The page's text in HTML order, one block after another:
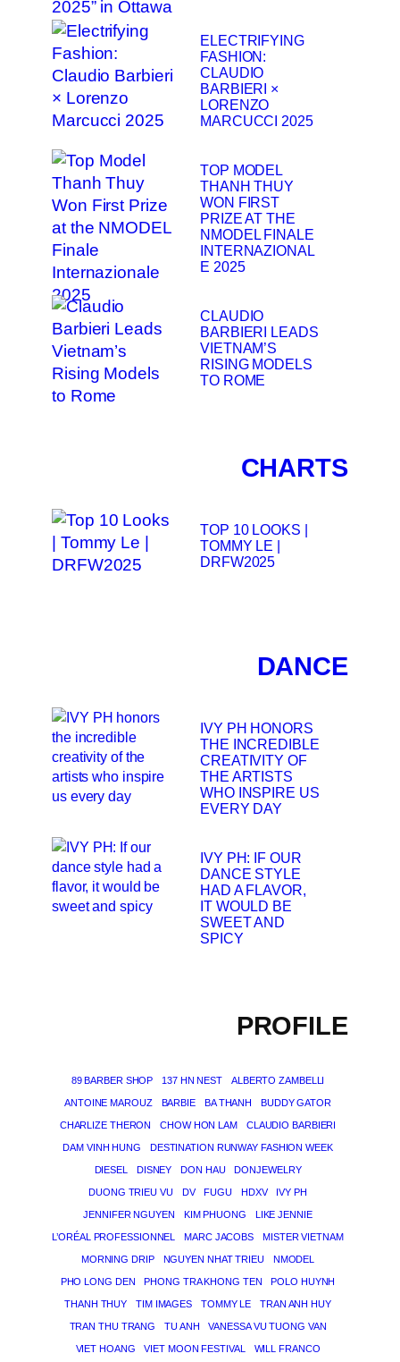
ELECTRIFYING
FASHION:
CLAUDIO
BARBIERI ×
LORENZO
MARCUCCI 2025
TOP MODEL
THANH THUY
WON FIRST
PRIZE AT THE
NMODEL FINALE
INTERNAZIONAL
E 2025
CLAUDIO
BARBIERI LEADS
VIETNAM’S
RISING MODELS
TO ROME
CHARTS
TOP 10 LOOKS |
TOMMY LE |
DRFW2025
DANCE
IVY PH HONORS
THE INCREDIBLE
CREATIVITY OF
THE ARTISTS
WHO INSPIRE US
EVERY DAY
IVY PH: IF OUR
DANCE STYLE
HAD A FLAVOR,
IT WOULD BE
SWEET AND
SPICY
PROFILE
89 BARBER SHOP 137 HN NEST ALBERTO ZAMBELLI
ANTOINE MAROUZ BARBIE BA THANH BUDDY GATOR
CHARLIZE THERON CHOW HON LAM CLAUDIO BARBIERI
DAM VINH HUNG DESTINATION RUNWAY FASHION WEEK
DIESEL DISNEY DON HAU DONJEWELRY
DUONG TRIEU VU DV FUGU HDXV IVY PH
JENNIFER NGUYEN KIM PHUONG LIKE JENNIE
L’ORÉAL PROFESSIONNEL MARC JACOBS MISTER VIETNAM
MORNING DRIP NGUYEN NHAT TRIEU NMODEL
PHO LONG DEN PHONG TRA KHONG TEN POLO HUYNH
THANH THUY TIM IMAGES TOMMY LE TRAN ANH HUY
TRAN THU TRANG TU ANH VANESSA VU TUONG VAN
VIET HOANG VIET MOON FESTIVAL WILL FRANCO